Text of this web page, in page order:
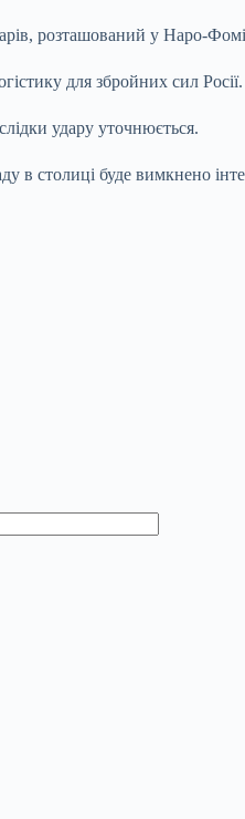
розташований у Наро-
для збройних сил Росії.
удару уточнюється.
столиці буде вимкнено